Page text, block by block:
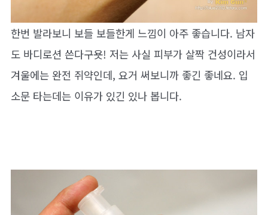
한번 발라보니 보들 보들한게 느낌이 아주 좋습니다. 남자
도 바디로션 쓴다구욧! 저는 사실 피부가 살짝 건성이라서
겨울에는 완전 쥐약인데, 요거 써보니까 좋긴 좋네요. 입
소문 타는데는 이유가 있긴 있나 봅니다.